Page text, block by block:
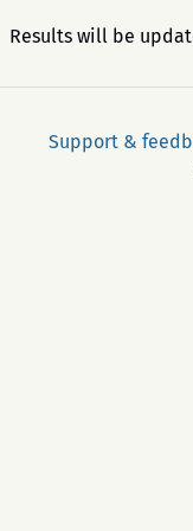
Results will be
Support &